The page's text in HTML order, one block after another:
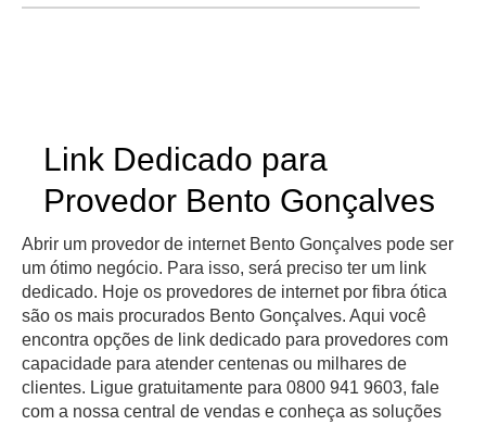
Link Dedicado para
Provedor Bento Gonçalves
Abrir um provedor de internet Bento Gonçalves pode ser
um ótimo negócio. Para isso, será preciso ter um link
dedicado. Hoje os provedores de internet por fibra ótica
são os mais procurados Bento Gonçalves. Aqui você
encontra opções de link dedicado para provedores com
capacidade para atender centenas ou milhares de
clientes. Ligue gratuitamente para 0800 941 9603, fale
com a nossa central de vendas e conheça as soluções